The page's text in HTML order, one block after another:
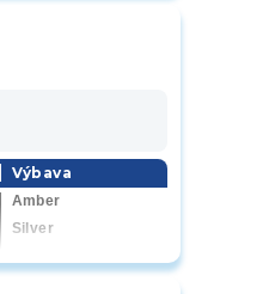
Výbava
Amber
Silver